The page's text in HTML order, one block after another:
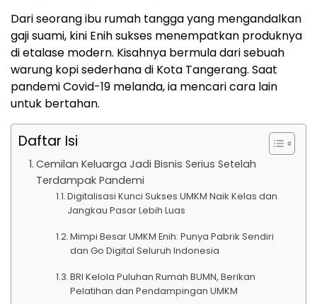
Dari seorang ibu rumah tangga yang mengandalkan
gaji suami, kini Enih sukses menempatkan produknya
di etalase modern. Kisahnya bermula dari sebuah
warung kopi sederhana di Kota Tangerang. Saat
pandemi Covid-19 melanda, ia mencari cara lain
untuk bertahan.
Daftar Isi
Cemilan Keluarga Jadi Bisnis Serius Setelah
Terdampak Pandemi
Digitalisasi Kunci Sukses UMKM Naik Kelas dan
Jangkau Pasar Lebih Luas
Mimpi Besar UMKM Enih: Punya Pabrik Sendiri
dan Go Digital Seluruh Indonesia
BRI Kelola Puluhan Rumah BUMN, Berikan
Pelatihan dan Pendampingan UMKM